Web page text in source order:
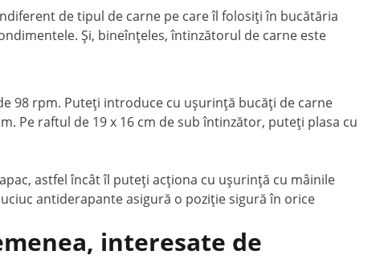
de tipul de carne pe care îl folosiți în bucătăria
Și, bineînțeles, întinzătorul de carne este
98 rpm. Puteți introduce cu ușurință bucăți de carne
Pe raftul de 19 x 16 cm de sub întinzător, puteți plasa cu
astfel încât îl puteți acționa cu ușurință cu mâinile
antiderapante asigură o poziție sigură în orice
interesate de